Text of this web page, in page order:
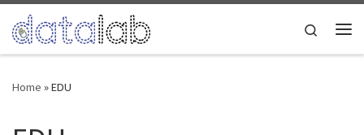
Skip to content
Search
Home »EDU